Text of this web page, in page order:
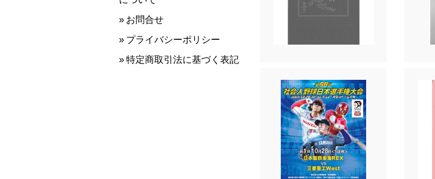
お問合せ
プライバシーポリシー
特定商取引法に基づく表記